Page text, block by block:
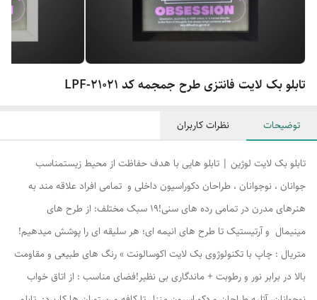
تابلو بک لایت فانتزی طرح جمجمه کد LPF-21021
توضیحات نظرات کاربران
تابلو بک لایت لوژین | تابلو هایی با هدف حفاظت از محیط زیستمناسب
جوانان ، نوجوانان ، طراحان دکوراسیون داخلی و تمامی افراد علاقه مند به
هنرهای مدرن در تمامی رده های سنی!۱۹ سبک مختلف: از طرح های
مینیمال و آرتیستیک تا طرح های انیمه ای؛ هر سلیقه ای را پوشش میدهیم!
متریال : چاپ با تکنولوژوی بک لایت اکوسالونت » رنگ های طبیعی و مقاومت
بالا در برابر نور و رطوبت + ماندگاری بی نظیر!فضای مناسب : از اتاق خواب